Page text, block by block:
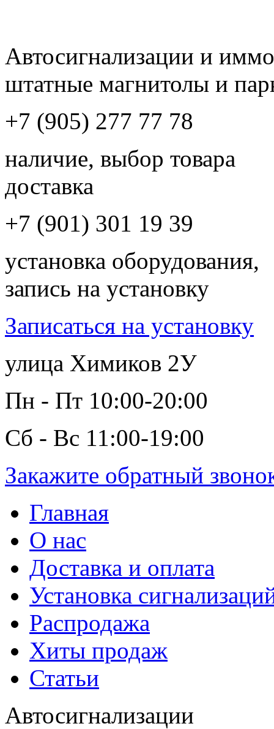
Автосигнализации и
штатные магнитолы и
+7 (905) 277 77 78
наличие, выбор товара
доставка
+7 (901) 301 19 39
установка оборудования,
запись на установку
Записаться на установку
улица Химиков 2У
Пн - Пт 10:00-20:00
Сб - Вс 11:00-19:00
Закажите обратный
Главная
О нас
Доставка и оплата
Установка
Распродажа
Хиты продаж
Статьи
Автосигнализации